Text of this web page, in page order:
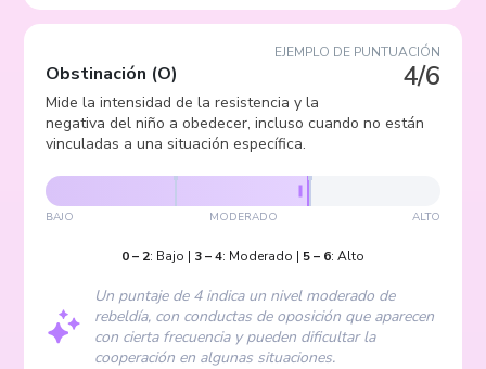
EJEMPLO DE PUNTUACIÓN
4/6
Obstinación (O)
Mide la intensidad de la resistencia y la
negativa del niño a obedecer, incluso cuando no están
vinculadas a una situación específica.
BAJO MODERADO ALTO
0– 2: Bajo | 3–4: Moderado | 5– 6: Alto
Un puntaje de 4 indica un nivel moderado de
rebeldía, con conductas de oposición que aparecen
con cierta frecuencia y pueden dificultar la
cooperación en algunas situaciones.